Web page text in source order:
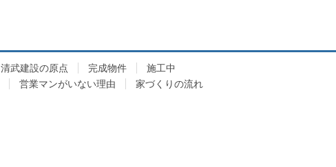
清武建設の原点 完成物件
施工中
営業マンがいない理由
家づくりの流れ